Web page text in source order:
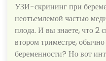
УЗИ-скрининг при
неотъемлемой частью
плода. И вы знаете, что 2
втором триместре,
беременности? Но вот